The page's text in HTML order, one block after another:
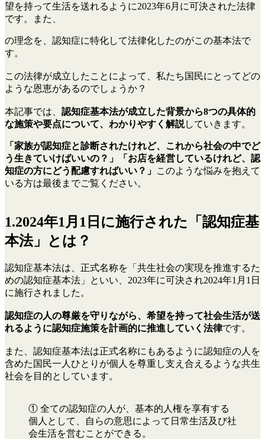
望を持って生活を送れるように2023年6月に可決された法律
です。また、
の理念を、認知症に特化して法律化したのがこの基本法で
す。
この法律が成立したことによって、私たち国民にとってどの
ような恩恵があるのでしょうか？
本記事では、 認知症基本法が成立した背景から8つの具体的
な施策や要点について、わかりやすく解説していきます。
「家族が認知症と診断されたけれど、これから社会の中でど
う生きていけばいいの？」「お店を経営しているけれど、認
知症の方にどう配慮すればいい？」 このような悩みを抱えて
いる方は最後までご覧ください。
1.2024年1月1日に施行された「認知症基
本法」とは？
認知症基本法は、正式名称を「共生社会の実現を推進するた
めの認知症基本法」といい、2023年に可決され2024年1月1日
に施行されました。
認知症の人の尊厳を守りながら、希望を持って社会生活が送
れるように認知症施策を計画的に推進していく法律です。
また、認知症基本法は正式名称にもあるように認知症の人を
含めた国民一人ひとりが個人を尊重し支え合えるような共生
社会を目的としています。
① 全ての認知症の人が、基本的人権を享有する
個人として、自らの意思によって日常生活及び社
会生活を営むことができる。